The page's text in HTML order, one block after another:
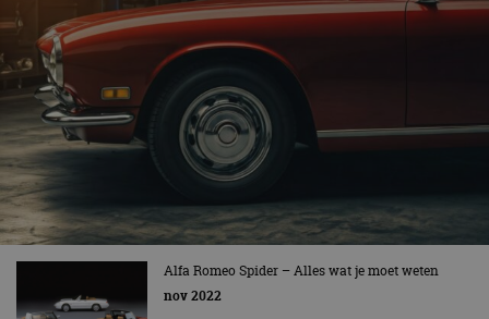
Alfa Romeo Spider – Alles wat je moet weten
nov 2022